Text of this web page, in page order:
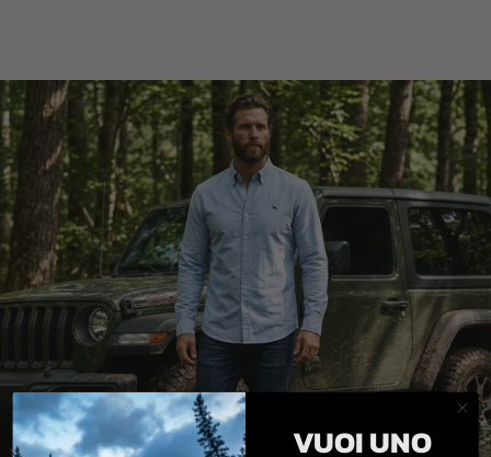
VUOI UNO